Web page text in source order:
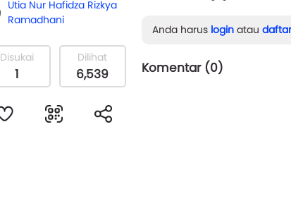
Utia Nur Hafidza Rizkya
Ramadhani
Disukai
1
Dilihat
6,539
Anda harus login atau daftar
Komentar (0)